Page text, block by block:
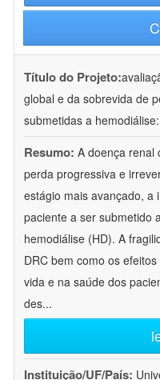
Título do Projeto:
global e da sobrevida de
submetidas a
Resumo: A doença renal
perda progressiva e
estágio mais avançado, a
paciente a ser submetido
hemodiálise (HD). A
DRC bem como os
vida e na saúde dos
des...
Instituição/UF/País: